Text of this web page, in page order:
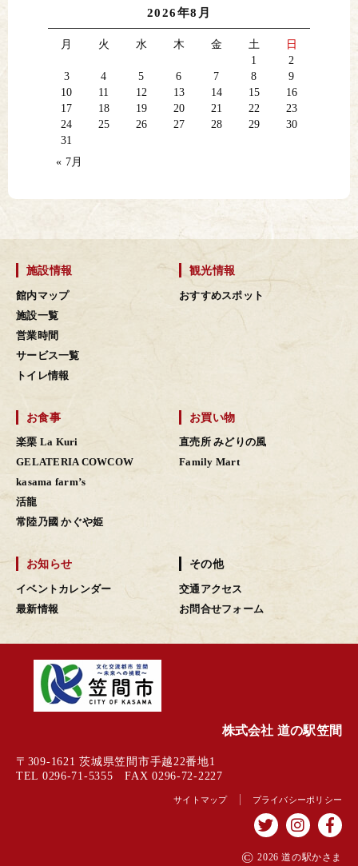
2026年8月
月 火 水 木 金 土
日
1
2
3
4 5 6 7 8
9
10
11 12 13 14 15
16
17
18 19 20 21 22
23
24
25 26 27 28 29
30
31
« 7月
施設情報
館内マップ
施設一覧
営業時間
サービス一覧
トイレ情報
観光情報
おすすめスポット
お食事
楽栗 La Kuri
GELATERIA COWCOW
kasama farm’s
活龍
常陸乃國 かぐや姫
お買い物
直売所 みどりの風
Family Mart
お知らせ
イベントカレンダー
最新情報
その他
交通アクセス
お問合せフォーム
株式会社 道の駅笠間
〒309-1621 茨城県笠間市手越22番地1
TEL 0296-71-5355 FAX 0296-72-2227
サイトマップ プライバシーポリシー
© 2026 道の駅かさま